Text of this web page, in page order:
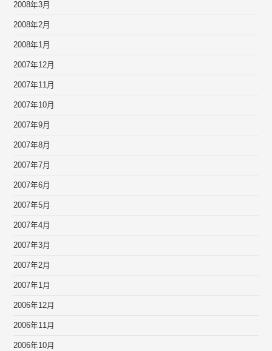
2008年3月
2008年2月
2008年1月
2007年12月
2007年11月
2007年10月
2007年9月
2007年8月
2007年7月
2007年6月
2007年5月
2007年4月
2007年3月
2007年2月
2007年1月
2006年12月
2006年11月
2006年10月